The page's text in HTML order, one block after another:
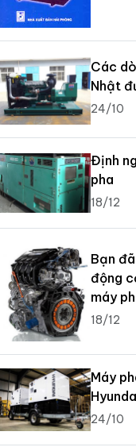
Các
Nhật
24/10
Định
pha
18/12
Bạn
động
máy
18/12
Máy
24/10